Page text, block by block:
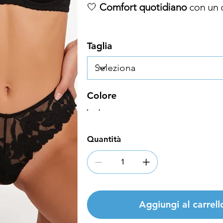
🤍 Comfort quotidiano con un
Taglia
Colore
Quantità
Aggiungi al